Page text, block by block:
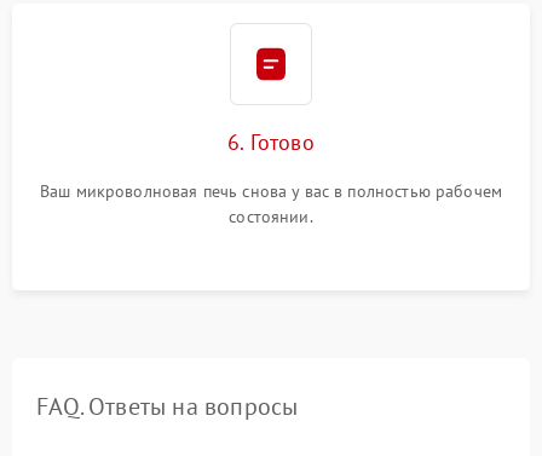
6. Готово
Ваш микроволновая печь снова у вас в полностью рабочем
состоянии.
FAQ. Ответы на вопросы